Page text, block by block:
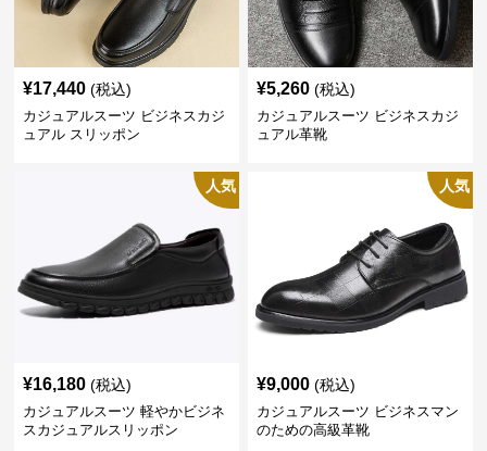
¥17,440 (税込)
カジュアルスーツ ビジネスカジ
ュアル スリッポン
¥5,260 (税込)
カジュアルスーツ ビジネスカジ
ュアル革靴
人気
¥16,180 (税込)
カジュアルスーツ 軽やかビジネ
スカジュアルスリッポン
人気
¥9,000 (税込)
カジュアルスーツ ビジネスマン
のための高級革靴